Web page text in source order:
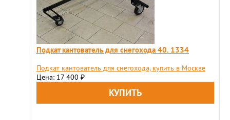
Подкат кантователь для снегохода 40. 1334
Подкат кантователь для снегохода, купить в Москве
Цена: 17 400 ₽